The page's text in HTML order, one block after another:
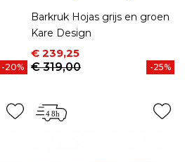
-20%
Barkruk Hojas grijs en groen
Kare Design
Prijs
€ 239,25
Normale prijs
€ 319,00
-25%